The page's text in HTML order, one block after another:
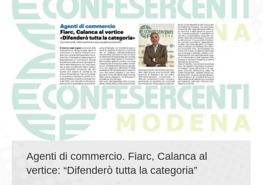
Agenti di commercio. Fiarc, Calanca al
vertice: “Difenderò tutta la categoria”